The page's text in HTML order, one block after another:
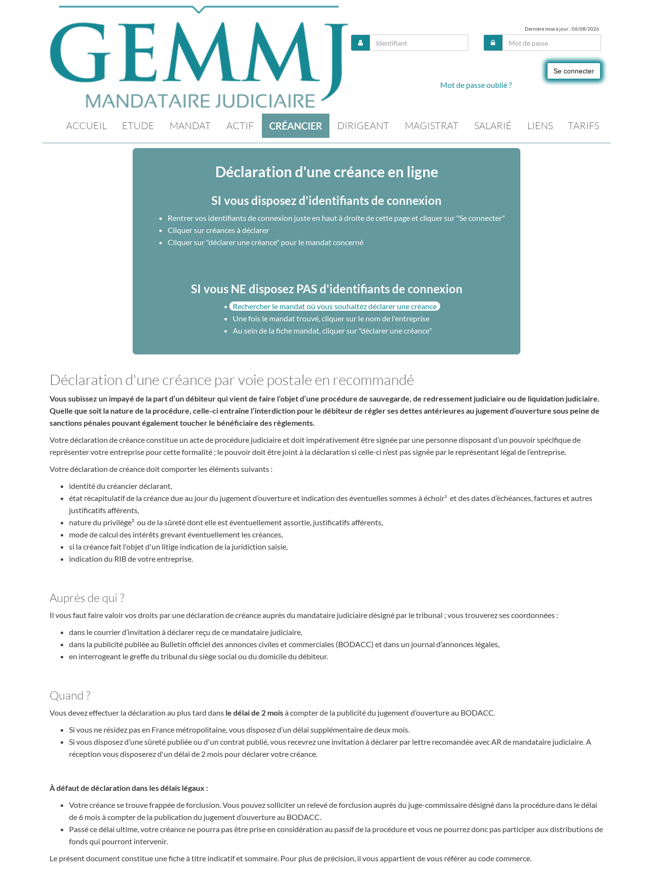
Dernière mise à jour : 06/08/2026
Se connecter
Mot de passe oublié ?
ACCUEIL ETUDE MANDAT ACTIF CRÉANCIER DIRIGEANT MAGISTRAT SALARIÉ LIENS TARIFS
Déclaration d'une créance en ligne
SI vous disposez d'identifiants de connexion
Rentrer vos identifiants de connexion juste en haut à droite de cette page et cliquer sur "Se connecter"
Cliquer sur créances à déclarer
Cliquer sur "déclarer une créance" pour le mandat concerné
SI vous NE disposez PAS d'identifiants de connexion
Rechercher le mandat où vous souhaitez déclarer une créance
Une fois le mandat trouvé, cliquer sur le nom de l'entreprise
Au sein de la fiche mandat, cliquer sur "déclarer une créance"
Déclaration d'une créance par voie postale en recommandé
Vous subissez un impayé de la part d’un débiteur qui vient de faire l’objet d’une procédure de sauvegarde, de redressement judiciaire ou de liquidation judiciaire.
Quelle que soit la nature de la procédure, celle-ci entraîne l’interdiction pour le débiteur de régler ses dettes antérieures au jugement d’ouverture sous peine de
sanctions pénales pouvant également toucher le bénéficiaire des règlements.
Votre déclaration de créance constitue un acte de procédure judiciaire et doit impérativement être signée par une personne disposant d’un pouvoir spécifique de
représenter votre entreprise pour cette formalité ; le pouvoir doit être joint à la déclaration si celle-ci n’est pas signée par le représentant légal de l’entreprise.
Votre déclaration de créance doit comporter les éléments suivants :
identité du créancier déclarant,
état récapitulatif de la créance due au jour du jugement d’ouverture et indication des éventuelles sommes à échoir¹ et des dates d’échéances, factures et autres
justificatifs afférents,
nature du privilège² ou de la sûreté dont elle est éventuellement assortie, justificatifs afférents,
mode de calcul des intérêts grevant éventuellement les créances,
si la créance fait l'objet d'un litige indication de la juridiction saisie,
indication du RIB de votre entreprise.
Auprès de qui ?
Il vous faut faire valoir vos droits par une déclaration de créance auprès du mandataire judiciaire désigné par le tribunal ; vous trouverez ses coordonnées :
dans le courrier d’invitation à déclarer reçu de ce mandataire judiciaire,
dans la publicité publiée au Bulletin officiel des annonces civiles et commerciales (BODACC) et dans un journal d’annonces légales,
en interrogeant le greffe du tribunal du siège social ou du domicile du débiteur.
Quand ?
Vous devez effectuer la déclaration au plus tard dans le délai de 2 moisà compter de la publicité du jugement d’ouverture au BODACC.
Si vous ne résidez pas en France métropolitaine, vous disposez d’un délai supplémentaire de deux mois.
Si vous disposez d’une sûreté publiée ou d'un contrat publié, vous recevrez une invitation à déclarer par lettre recomandée avec AR de mandataire judiciaire. A
réception vous disposerez d'un délai de 2 mois pour déclarer votre créance.
À défaut de déclaration dans les délais légaux :
Votre créance se trouve frappée de forclusion. Vous pouvez solliciter un relevé de forclusion auprès du juge-commissaire désigné dans la procédure dans le délai
de 6 mois à compter de la publication du jugement d’ouverture au BODACC.
Passé ce délai ultime, votre créance ne pourra pas être prise en considération au passif de la procédure et vous ne pourrez donc pas participer aux distributions de
fonds qui pourront intervenir.
Le présent document constitue une fiche à titre indicatif et sommaire. Pour plus de précision, il vous appartient de vous référer au code commerce.